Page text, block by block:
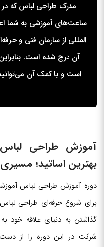
مدرک طراحی لباس که در
ساعت‌های آموزشی به شما
المللی از سارمان فنی و
آن درج شده است.
است و با کمک آن می‌توانید
آموزش طراحی
بهترین اساتید؛
دوره آموزش طراحی لباس
برای شروع حرفه‌ای طراحی
گذاشتن به دنیای علاقه
شرکت در این دوره را از